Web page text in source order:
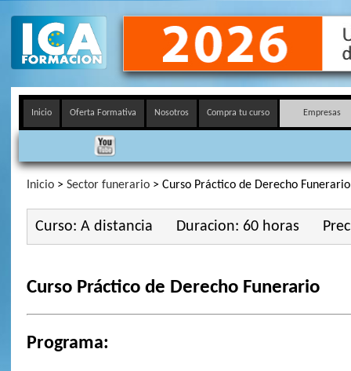
Inicio Oferta Formativa Nosotros Compra tu curso Empresas
Inicio> Sector funerario> Curso Práctico de Derecho Funerario
Curso: A distancia Duracion: 60 horas
Curso Práctico de Derecho Funerario
Programa: